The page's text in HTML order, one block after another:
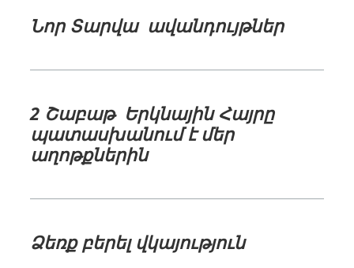
Նոր Տարվա ավանդույթներ
2 Շաբաթ Երկնային Հայրը
պատասխանում է մեր
աղոթքներին
Ձեռք բերել վկայություն